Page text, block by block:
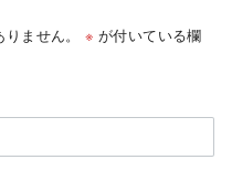
ません。 ※ が付いている欄